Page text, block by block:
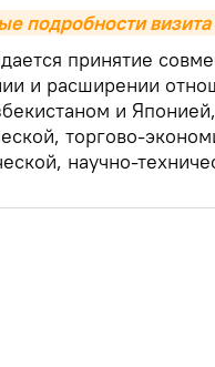
подробности
принятие
и расширении
и
торгово-
научно-